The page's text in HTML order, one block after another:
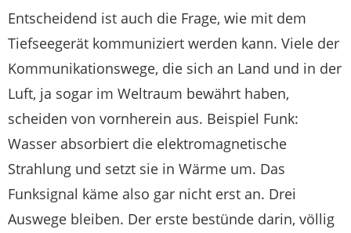
Entscheidend ist auch die Frage, wie mit dem
Tiefseegerät kommuniziert werden kann. Viele der
Kommunikationswege, die sich an Land und in der
Luft, ja sogar im Weltraum bewährt haben,
scheiden von vornherein aus. Beispiel Funk:
Wasser absorbiert die elektromagnetische
Strahlung und setzt sie in Wärme um. Das
Funksignal käme also gar nicht erst an. Drei
Auswege bleiben. Der erste bestünde darin, völlig